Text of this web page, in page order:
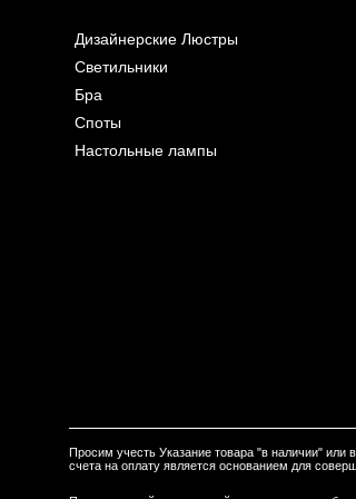
Дизайнерские Люстры
Светильники
Бра
Споты
Настольные лампы
Просим учесть Указание товара "в наличии" или
счета на оплату является основанием для